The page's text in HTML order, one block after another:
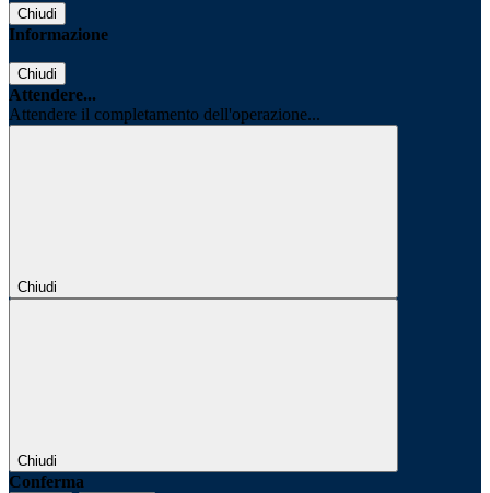
Chiudi
Informazione
Chiudi
Attendere...
Attendere il completamento dell'operazione...
Chiudi
Chiudi
Conferma